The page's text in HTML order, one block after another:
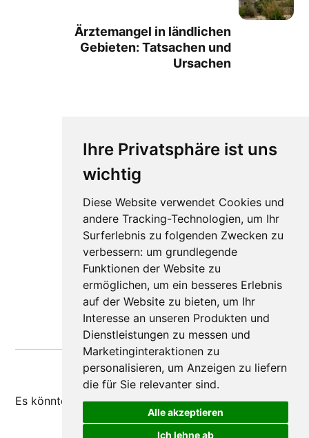
Ihre Privatsphäre ist uns
wichtig
Diese Website verwendet Cookies und
andere Tracking-Technologien, um Ihr
Surferlebnis zu folgenden Zwecken zu
verbessern: um grundlegende
Funktionen der Website zu
ermöglichen, um ein besseres Erlebnis
auf der Website zu bieten, um Ihr
Interesse an unseren Produkten und
Dienstleistungen zu messen und
Marketinginteraktionen zu
personalisieren, um Anzeigen zu liefern
die für Sie relevanter sind.
Alle akzeptieren
Ich lehne ab
Ärztemangel in ländlichen
Gebieten: Tatsachen und
Ursachen
Es könnte dir auchgefallen